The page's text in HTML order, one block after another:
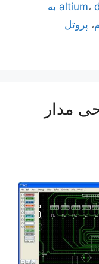
altium،
pcb به
، پروتل
مدار